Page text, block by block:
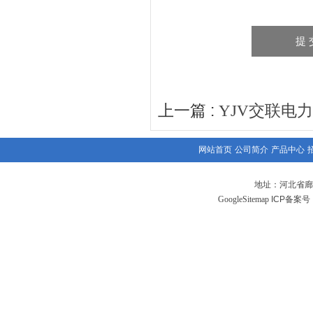
上一篇 : YJV交联电
网站首页 公司简介 产品中心
地址：河北省
GoogleSitemap ICP备案号